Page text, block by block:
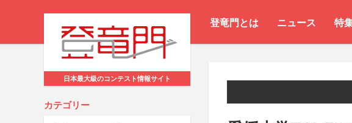
登竜門とは ニュース 特
日本最大級のコンテスト情報サイト
カテゴリー